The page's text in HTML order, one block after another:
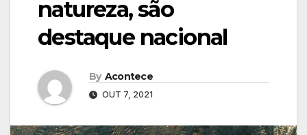
natureza, são
destaque nacional
By Acontece
OUT 7, 2021